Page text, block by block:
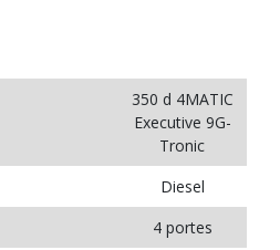
350 d 4MATIC
Executive 9G-
Tronic
Diesel
4 portes